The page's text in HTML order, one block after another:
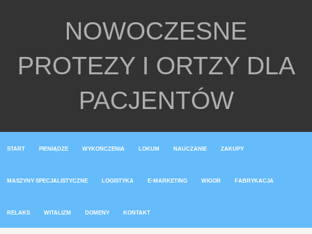
NOWOCZESNE
PROTEZY I ORTZY DLA
PACJENTÓW
START PIENIĄDZE WYKOŃCZENIA LOKUM NAUCZANIE ZAKUPY
MASZYNY SPECJALISTYCZNE LOGISTYKA E-MARKETING WIGOR FABRYKACJA
RELAKS WITALIZM DOMENY KONTAKT